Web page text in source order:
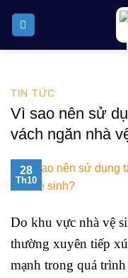
TIN TỨC
Vì sao nên sử
vách ngăn nhà
28
Th10
Do khu vực nhà vệ
thường xuyên tiếp
mạnh trong quá